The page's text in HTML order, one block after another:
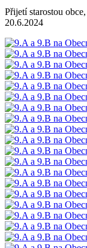
Přijetí starostou obce,
20.6.2024